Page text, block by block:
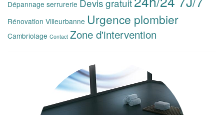
Dépannage serrurerie Devis gratuit
Rénovation Villeurbanne Urgence plombier
Cambriolage Contact Zone d'intervention